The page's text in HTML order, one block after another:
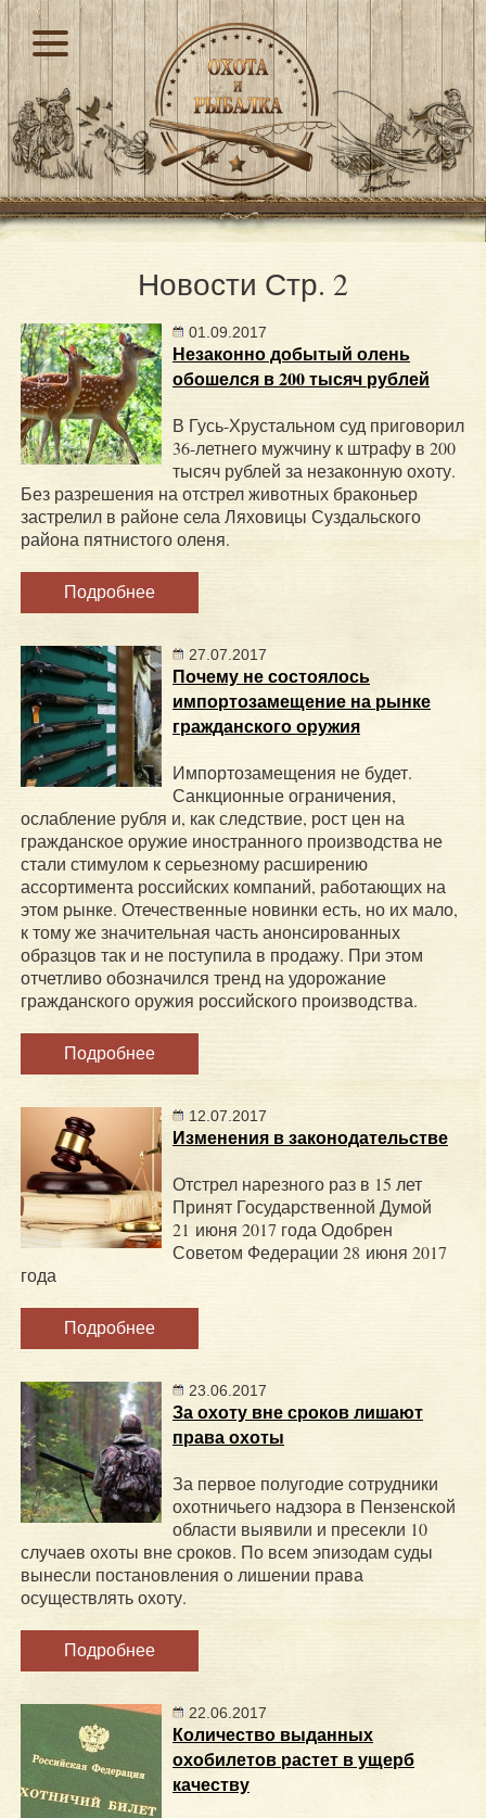
Новости Стр. 2
01.09.2017
Незаконно добытый олень
обошелся в 200 тысяч рублей
В Гусь-Хрустальном суд приговорил
36-летнего мужчину к штрафу в 200
тысяч рублей за незаконную охоту.
Без разрешения на отстрел животных браконьер
застрелил в районе села Ляховицы Суздальского
района пятнистого оленя.
Подробнее
27.07.2017
Почему не состоялось
импортозамещение на рынке
гражданского оружия
Импортозамещения не будет.
Санкционные ограничения,
ослабление рубля и, как следствие, рост цен на
гражданское оружие иностранного производства не
стали стимулом к серьезному расширению
ассортимента российских компаний, работающих на
этом рынке. Отечественные новинки есть, но их мало,
к тому же значительная часть анонсированных
образцов так и не поступила в продажу. При этом
отчетливо обозначился тренд на удорожание
гражданского оружия российского производства.
Подробнее
12.07.2017
Изменения в законодательстве
Отстрел нарезного раз в 15 лет
Принят Государственной Думой
21 июня 2017 года Одобрен
Советом Федерации 28 июня 2017
года
Подробнее
23.06.2017
За охоту вне сроков лишают
права охоты
За первое полугодие сотрудники
охотничьего надзора в Пензенской
области выявили и пресекли 10
случаев охоты вне сроков. По всем эпизодам суды
вынесли постановления о лишении права
осуществлять охоту.
Подробнее
22.06.2017
Количество выданных
охобилетов растет в ущерб
качеству